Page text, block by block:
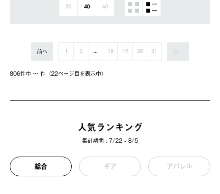
20 40 60
806件中 〜 件（22ページ⽬を表⽰中）
前へ 1 2 ... 18 19 20 21 次へ
人気ランキング
集計期間 : 7/22 - 8/5
総合 ギア アパレル